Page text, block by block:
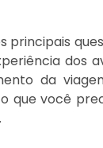
principais
dos
da
que você